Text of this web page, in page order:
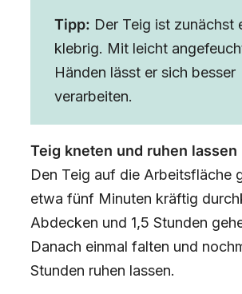
Tipp: Der Teig ist zunächst
klebrig. Mit leicht
Händen lässt er sich besser
verarbeiten.
Teig kneten und ruhen lassen
Den Teig auf die Arbeitsfläche
etwa fünf Minuten kräftig
Abdecken und 1,5 Stunden
Danach einmal falten und
Stunden ruhen lassen.